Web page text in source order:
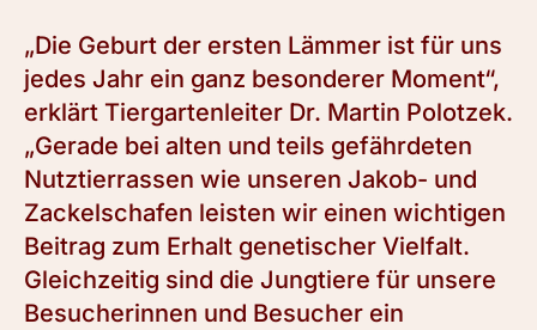
„Die Geburt der ersten Lämmer ist für uns
jedes Jahr ein ganz besonderer Moment“,
erklärt Tiergartenleiter Dr. Martin Polotzek.
„Gerade bei alten und teils gefährdeten
Nutztierrassen wie unseren Jakob- und
Zackelschafen leisten wir einen wichtigen
Beitrag zum Erhalt genetischer Vielfalt.
Gleichzeitig sind die Jungtiere für unsere
Besucherinnen und Besucher ein